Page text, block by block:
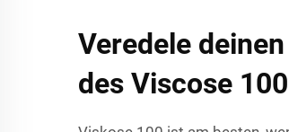
Veredele
des Viscose